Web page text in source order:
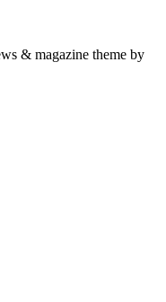
& magazine theme by